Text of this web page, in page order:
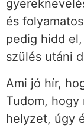
és
pedig hidd
szülés utáni
Ami jó hír,
Tudom, hogy
helyzet, úgy